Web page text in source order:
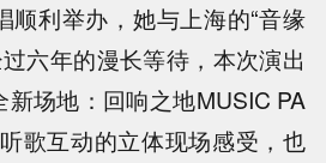
顺利举办，她与上海的“音缘
六年的漫长等待，本次演出
新场地：回响之地MUSIC PA
歌互动的立体现场感受，也